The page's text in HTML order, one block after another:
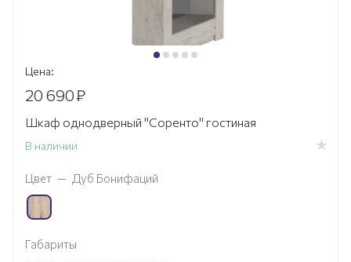
Цена:
20 690₽
Шкаф однодверный "Соренто" гостиная
В наличии
Цвет — Дуб Бонифаций
Габариты